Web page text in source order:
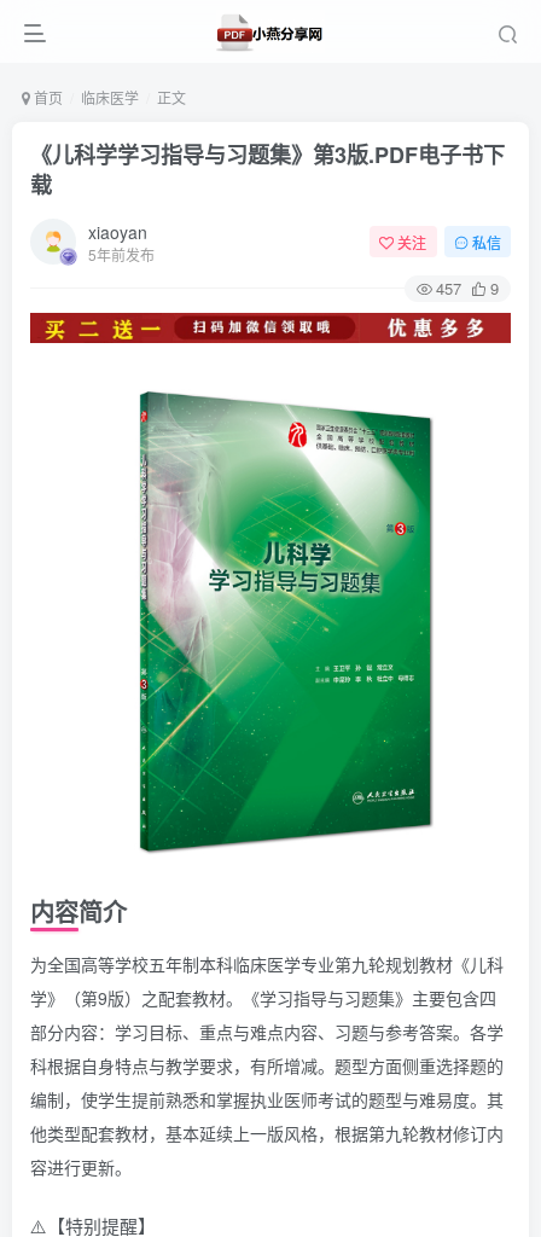
首页 临床医学 正文
《儿科学学习指导与习题集》第3版.PDF电子书下
载
xiaoyan
5年前发布
关注 私信
457 9
内容简介
为全国高等学校五年制本科临床医学专业第九轮规划教材《儿科
学》（第9版）之配套教材。《学习指导与习题集》主要包含四
部分内容：学习目标、重点与难点内容、习题与参考答案。各学
科根据自身特点与教学要求，有所增减。题型方面侧重选择题的
编制，使学生提前熟悉和掌握执业医师考试的题型与难易度。其
他类型配套教材，基本延续上一版风格，根据第九轮教材修订内
容进行更新。
⚠️【特别提醒】